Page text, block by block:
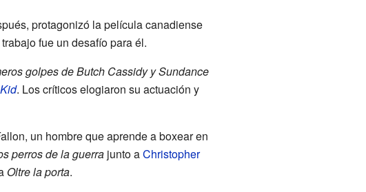
protagonizó la película canadiense
fue un desafío para él.
golpes de Butch Cassidy y Sundance
. Los críticos elogiaron su actuación y
un hombre que aprende a boxear en
perros de la guerrajunto aChristopher
Oltre la porta.